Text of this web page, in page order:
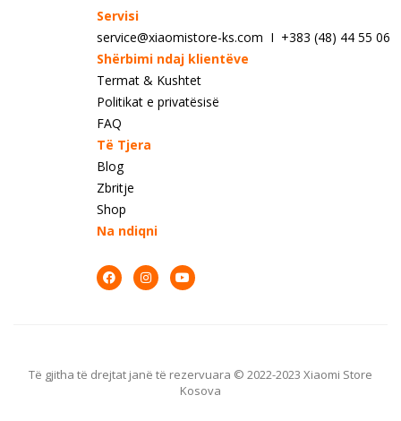
Servisi
service@xiaomistore-ks.com I +383 (48) 44 55 06
Shërbimi ndaj klientëve
Termat & Kushtet
Politikat e privatësisë
FAQ
Të Tjera
Blog
Zbritje
Shop
Na ndiqni
Të gjitha të drejtat janë të rezervuara © 2022-2023 Xiaomi Store
Kosova